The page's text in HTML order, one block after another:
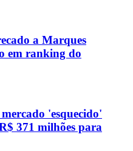
a Marques
em ranking do
'esquecido'
371 milhões para